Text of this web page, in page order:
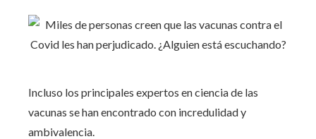
Incluso los principales expertos en ciencia de las
vacunas se han encontrado con incredulidad y
ambivalencia.